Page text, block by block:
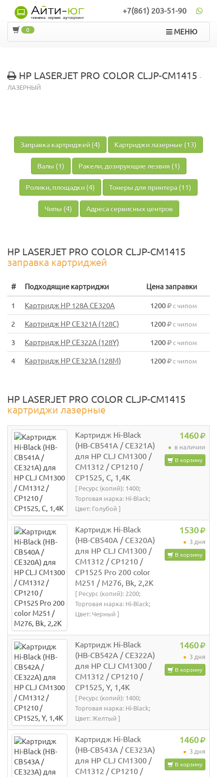
+7(861) 203-51-90
МЕНЮ
0
HP LASERJET PRO COLOR CLJP-CM1415 -
ЛАЗЕРНЫЙ
Заправка картриджей (4) Картриджи лазерные (13)
Валы (1) Ракели, дозирующие лезвия (1)
Ролики, площадки (4) Тонеры для принтера (11)
Чипы (4) Адреса сервисных центров
HP LASERJET PRO COLOR CLJP-CM1415
заправка картриджей
# Подходящие картриджи Цена заправки
1 Картридж HP 128A CE320A 1200 с чипом
2 Картридж HP CE321A (128C) 1200 с чипом
3 Картридж HP CE322A (128Y) 1200 с чипом
4 Картридж HP CE323A (128M) 1200 с чипом
HP LASERJET PRO COLOR CLJP-CM1415
картриджи лазерные
Картридж Hi-Black
(HB-CB541A / CE321A)
для HP CLJ CM1300 /
CM1312 / CP1210 /
CP1525, C, 1,4K
[ Ресурс (копий): 1400;
Торговая марка: Hi-Black;
Цвет: Голубой ]
1460
в наличии
В корзину
Картридж Hi-Black
(HB-CB540A / CE320A)
для HP CLJ CM1300 /
CM1312 / CP1210 /
CP1525 Pro 200 color
M251 / M276, Bk, 2,2K
[ Ресурс (копий): 2200;
Торговая марка: Hi-Black;
Цвет: Черный ]
1530
3 дня
В корзину
Картридж Hi-Black
(HB-CB542A / CE322A)
для HP CLJ CM1300 /
CM1312 / CP1210 /
CP1525, Y, 1,4K
[ Ресурс (копий): 1400;
Торговая марка: Hi-Black;
Цвет: Желтый ]
1460
3 дня
В корзину
Картридж Hi-Black
(HB-CB543A / CE323A)
для HP CLJ CM1300 /
CM1312 / CP1210 /
1460
3 дня
В корзину